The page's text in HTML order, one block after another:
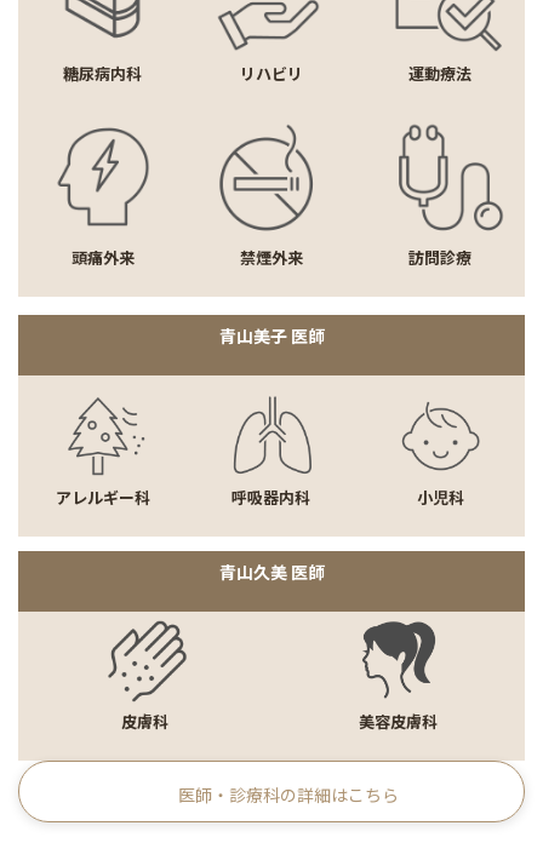
糖尿病内科 リハビリ 運動療法
頭痛外来 禁煙外来 訪問診療
青山美子 医師
アレルギー科 呼吸器内科 小児科
青山久美 医師
皮膚科 美容皮膚科
医師・診療科の詳細はこちら